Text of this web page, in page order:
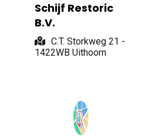
Schijf Restoric
B.V.
C.T. Storkweg 21 -
1422WB Uithoorn